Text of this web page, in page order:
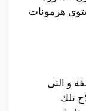
هرمونات
و التى
تلك